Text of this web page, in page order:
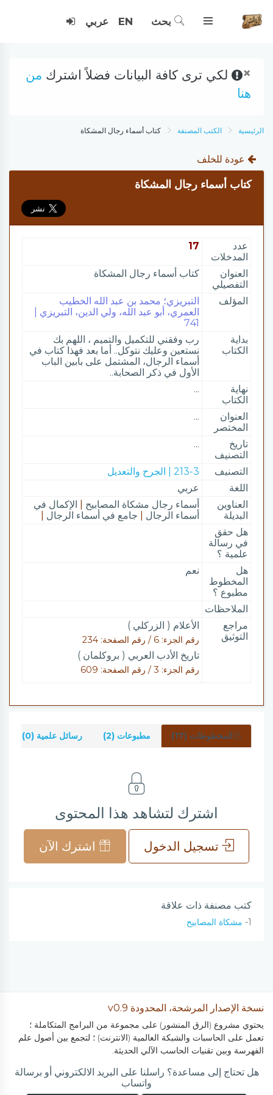
بحث EN عربي
× لكي ترى كافة البيانات فضلاً اشترك من
هنا
الرئيسية الكتب المصنفة كتاب أسماء رجال المشكاة
عودة للخلف
كتاب أسماء رجال المشكاة
عدد
المدخلات
17
العنوان
التفصيلي
كتاب أسماء رجال المشكاة
المؤلف
التبريزي؛ محمد بن عبد الله الخطيب
العمري، أبو عبد الله، ولي الدين، التبريزي |
741
بداية
الكتاب
رب وفقني للتكميل والتميم ، اللهم بك
نستعين وعليك نتوكل.. أما بعد فهذا كتاب في
أسماء الرجال، المشتمل على بابين الباب
الأول في ذكر الصحابة..
نهاية
الكتاب
...
العنوان
المختصر
...
تاريخ
التصنيف
...
التصنيف
213-3 | الجرح والتعديل
اللغة
عربي
العناوين
البديلة
أسماء رجال مشكاة المصابيح
الإكمال في
أسماء الرجال
جامع في أسماء الرجال
هل حقق
في رسالة
علمية ؟
هل
المخطوط
مطبوع ؟
نعم
الملاحظات
مراجع
التوثيق
الأعلام ( الزركلي )
رقم الجزء: 6 / رقم الصفحة: 234
تاريخ الأدب العربي ( بروكلمان )
رقم الجزء: 3 / رقم الصفحة: 609
المخطوطات (17) مطبوعات (2) رسائل علمية (0)
اشترك لتشاهد هذا المحتوى
تسجيل الدخول اشترك الآن
كتب مصنفة ذات علاقة
1- مشكاة المصابيح
نسخة الإصدار المرشحة، المحدودة v0.9
يحتوي مشروع (الرق المنشور) على مجموعة من البرامج المتكاملة ؛
تعمل على الحاسبات والشبكة العالمية (الانترنت) ؛ لتجمع بين أصول علم
الفهرسة وبين تقنيات الحاسب الآلي الحديثة.
هل تحتاج إلى مساعدة؟ راسلنا على البريد الالكتروني أو برسالة
واتساب